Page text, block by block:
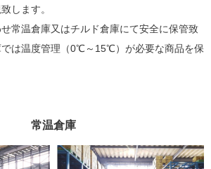
します。
常温倉庫又はチルド倉庫にて安全に保管致
では温度管理（0℃～15℃）が必要な商品を保
常温倉庫